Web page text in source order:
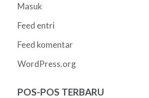
Masuk
Feed entri
Feed komentar
WordPress.org
POS-POS TERBARU